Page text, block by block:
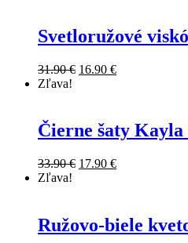
Svetloružové
31.90€ 16.90 €
Zľava!
Čierne šaty Kayla
33.90€ 17.90 €
Zľava!
Ružovo-biele